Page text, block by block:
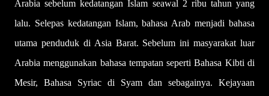
Arabia sebelum kedatangan Islam seawal 2 ribu tahun yang
lalu. Selepas kedatangan Islam, bahasa Arab menjadi bahasa
utama penduduk di Asia Barat. Sebelum ini masyarakat luar
Arabia menggunakan bahasa tempatan seperti Bahasa Kibti di
Mesir, Bahasa Syriac di Syam dan sebagainya. Kejayaan